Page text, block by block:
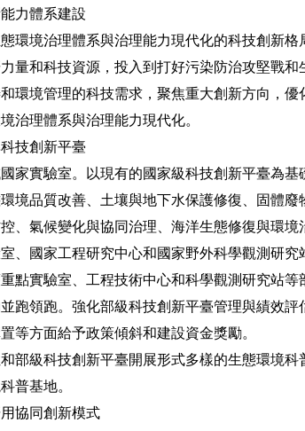
力體系建設
境治理體系與治理能力現代化的科技創新格
和科技資源，投入到打好污染防治攻堅戰和
環境管理的科技需求，聚焦重大創新方向，
治理體系與治理能力現代化。
技創新平臺
實驗室。以現有的國家級科技創新平臺為基
境品質改善、土壤與地下水保護修復、固體
、氣候變化與協同治理、海洋生態修復與環
、國家工程研究中心和國家野外科學觀測研究
實驗室、工程技術中心和科學觀測研究站等
跑領跑。強化部級科技創新平臺管理與績效
等方面給予政策傾斜和建設資金獎勵。
級科技創新平臺開展形式多樣的生態環境科
普基地。
協同創新模式